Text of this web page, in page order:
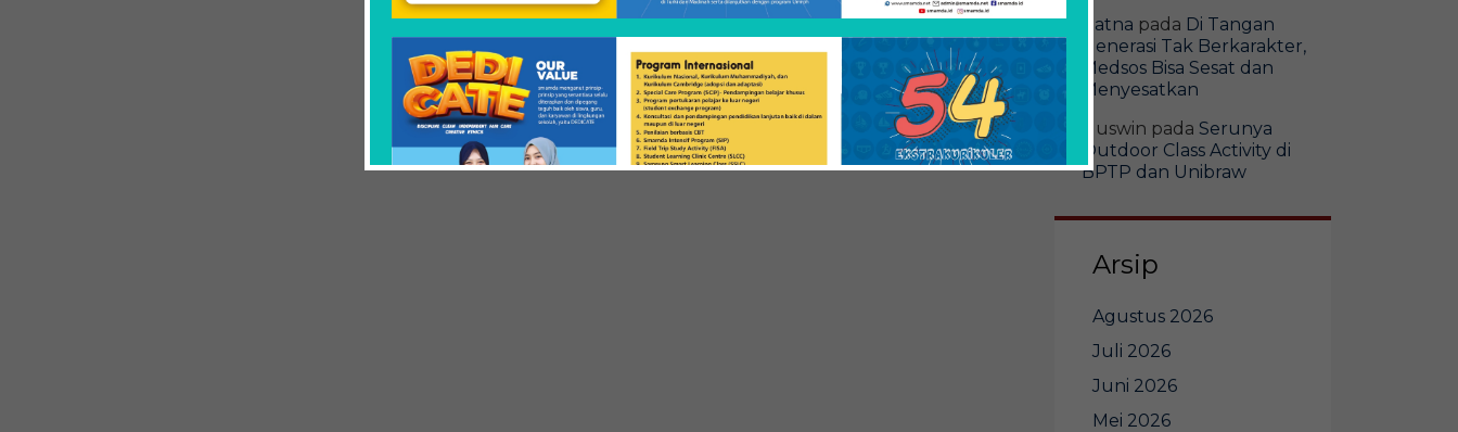
Ratna pada Di Tangan
Generasi Tak Berkarakter,
Medsos Bisa Sesat dan
Menyesatkan
Guswin pada Serunya
Outdoor Class Activity di
BPTP dan Unibraw
Arsip
Agustus 2026
Juli 2026
Juni 2026
Mei 2026